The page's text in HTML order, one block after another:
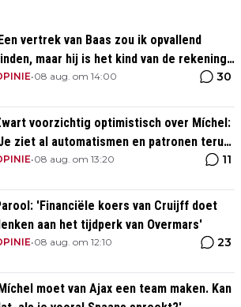
vertrek van Baas zou ik opvallend
maar hij is het kind van de rekening
de komst van Blind'
•08 aug. om 14:00 30
voorzichtig optimistisch over Míchel:
ziet al automatismen en patronen terug,
•08 aug. om 13:20 11
'Financiële koers van Cruijff doet
aan het tijdperk van Overmars'
•08 aug. om 12:10 23
moet van Ajax een team maken. Kan